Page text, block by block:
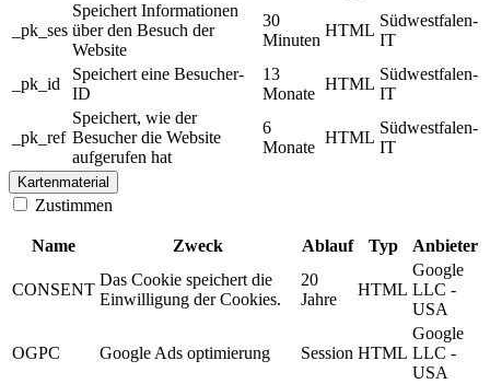
_pk_ses
Speichert Informationen
über den Besuch der
Website
30
Minuten
HTML
Südwestfalen-
IT
_pk_id
Speichert eine Besucher-
ID
13
Monate
HTML
Südwestfalen-
IT
_pk_ref
Speichert, wie der
Besucher die Website
aufgerufen hat
6
Monate
HTML
Südwestfalen-
IT
Kartenmaterial
Zustimmen
Name Zweck Ablauf Typ Anbieter
CONSENT
Das Cookie speichert die
Einwilligung der Cookies.
20
Jahre
HTML
Google
LLC -
USA
OGPC Google Ads optimierung Session HTML
Google
LLC -
USA